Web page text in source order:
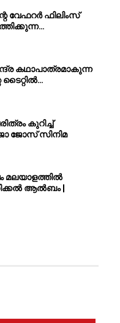
വേഫറർ ഫിലിംസ്
കഥാപാത്രമാകുന്ന
ടൈറ്റിൽ…
കുറിച്ച്
ജോസ് സിനിമ
മലയാളത്തിൽ
ആൽബം |